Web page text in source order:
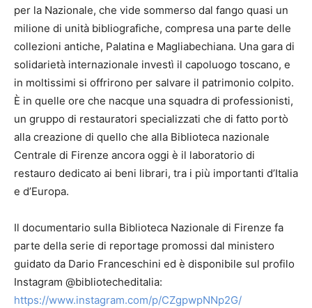
per la Nazionale, che vide sommerso dal fango quasi un
milione di unità bibliografiche, compresa una parte delle
collezioni antiche, Palatina e Magliabechiana. Una gara di
solidarietà internazionale investì il capoluogo toscano, e
in moltissimi si offrirono per salvare il patrimonio colpito.
È in quelle ore che nacque una squadra di professionisti,
un gruppo di restauratori specializzati che di fatto portò
alla creazione di quello che alla Biblioteca nazionale
Centrale di Firenze ancora oggi è il laboratorio di
restauro dedicato ai beni librari, tra i più importanti d’Italia
e d’Europa.
Il documentario sulla Biblioteca Nazionale di Firenze fa
parte della serie di reportage promossi dal ministero
guidato da Dario Franceschini ed è disponibile sul profilo
Instagram @bibliotecheditalia:
https://www.instagram.com/p/CZgpwpNNp2G/